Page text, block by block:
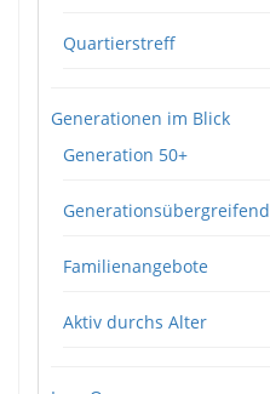
Quartierstreff
Generationen im Blick
Generation 50+
Generationsübergreifend
Familienangebote
Aktiv durchs Alter